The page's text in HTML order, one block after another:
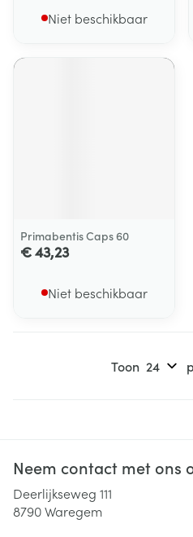
Niet beschikbaar
Primabentis Caps 60
€ 43,23
Niet beschikbaar
Toon
Neem contact met ons
Deerlijkseweg 111
8790Waregem